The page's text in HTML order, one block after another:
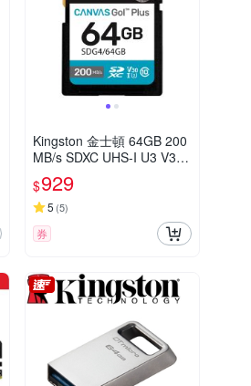
Kingston 金士頓 64GB 200
MB/s SDXC UHS-I U3 V30
A2 記憶卡 SDG4/64GB
$929
5 (5)
券